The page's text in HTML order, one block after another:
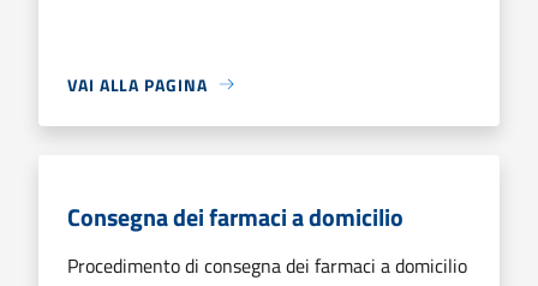
VAI ALLA PAGINA
Consegna dei farmaci a domicilio
Procedimento di consegna dei farmaci a domicilio